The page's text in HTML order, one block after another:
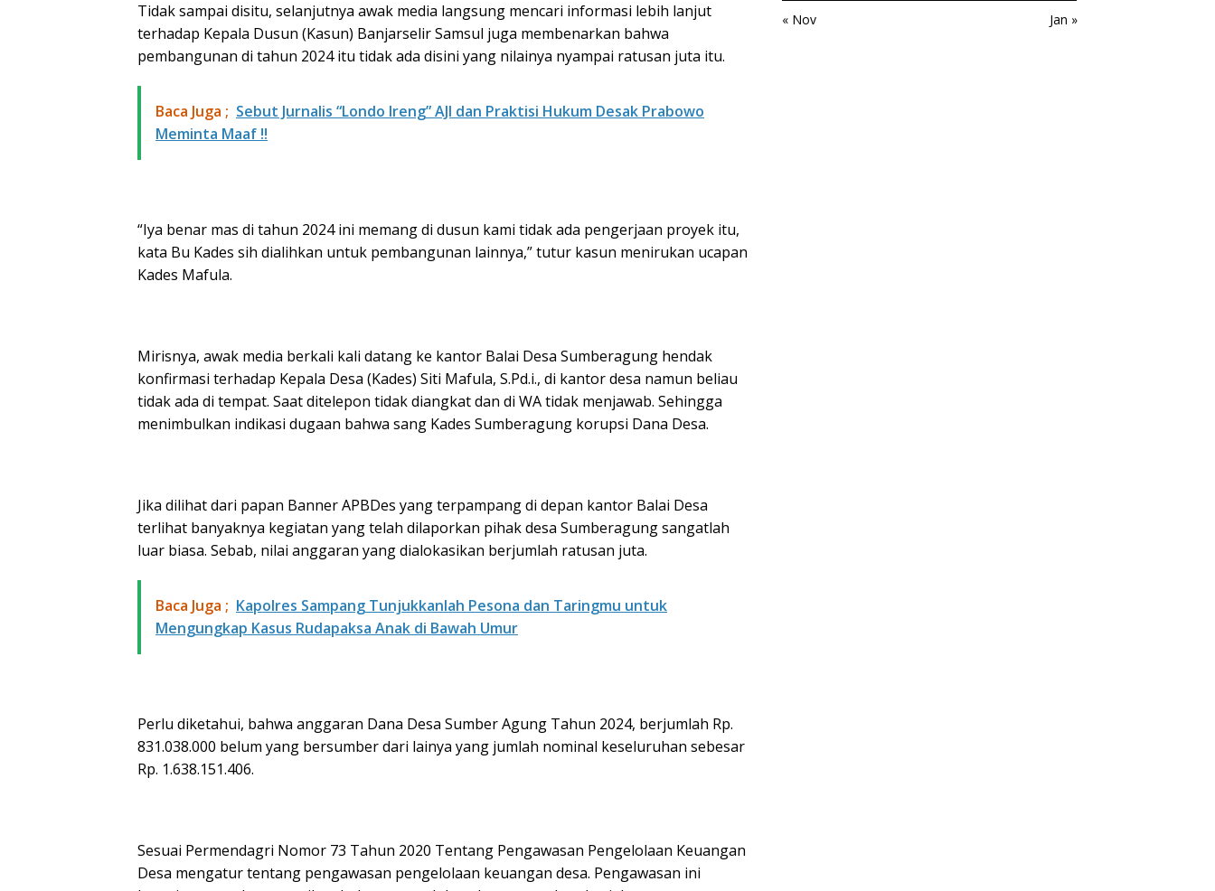
Tidak sampai disitu, selanjutnya awak media langsung mencari informasi lebih lanjut
terhadap Kepala Dusun (Kasun) Banjarselir Samsul juga membenarkan bahwa
pembangunan di tahun 2024 itu tidak ada disini yang nilainya nyampai ratusan juta itu.
Baca Juga ; Sebut Jurnalis “Londo Ireng” AJI dan Praktisi Hukum Desak Prabowo
Meminta Maaf !!
“Iya benar mas di tahun 2024 ini memang di dusun kami tidak ada pengerjaan proyek itu,
kata Bu Kades sih dialihkan untuk pembangunan lainnya,” tutur kasun menirukan ucapan
Kades Mafula.
Mirisnya, awak media berkali kali datang ke kantor Balai Desa Sumberagung hendak
konfirmasi terhadap Kepala Desa (Kades) Siti Mafula, S.Pd.i., di kantor desa namun beliau
tidak ada di tempat. Saat ditelepon tidak diangkat dan di WA tidak menjawab. Sehingga
menimbulkan indikasi dugaan bahwa sang Kades Sumberagung korupsi Dana Desa.
Jika dilihat dari papan Banner APBDes yang terpampang di depan kantor Balai Desa
terlihat banyaknya kegiatan yang telah dilaporkan pihak desa Sumberagung sangatlah
luar biasa. Sebab, nilai anggaran yang dialokasikan berjumlah ratusan juta.
Baca Juga ; Kapolres Sampang Tunjukkanlah Pesona dan Taringmu untuk
Mengungkap Kasus Rudapaksa Anak di Bawah Umur
Perlu diketahui, bahwa anggaran Dana Desa Sumber Agung Tahun 2024, berjumlah Rp.
831.038.000 belum yang bersumber dari lainya yang jumlah nominal keseluruhan sebesar
Rp. 1.638.151.406.
Sesuai Permendagri Nomor 73 Tahun 2020 Tentang Pengawasan Pengelolaan Keuangan
Desa mengatur tentang pengawasan pengelolaan keuangan desa. Pengawasan ini
« Nov Jan »